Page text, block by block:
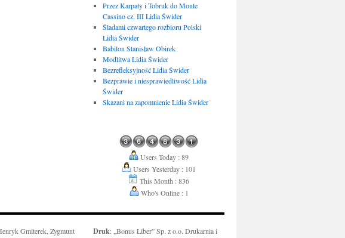
Przez Karpaty i Tobruk do Monte
Cassino cz. III Lidia Świder
Śladami czwartego rozbioru Polski
Lidia Świder
Babilon Stanisław Obirek
Modlitwa Lidia Świder
Bezrefleksyjność Lidia Świder
Bezprawie i niesprawiedliwość Lidia
Świder
Skazani na zapomnienie Lidia Świder
Users Today : 89
Users Yesterday : 101
This Month : 836
Who's Online : 1
Gmiterek, Zygmunt
Druk: „Bonus Liber” Sp. z o.o. Drukarnia i